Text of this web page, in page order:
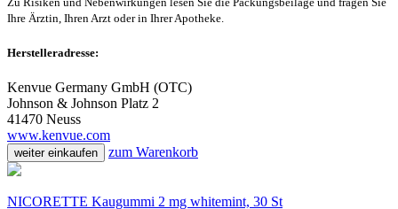
Ihre Ärztin, Ihren Arzt oder in Ihrer Apotheke.
Herstelleradresse:
Kenvue Germany GmbH (OTC)
Johnson & Johnson Platz 2
41470 Neuss
www.kenvue.com
weiter einkaufen zum Warenkorb
NICORETTE Kaugummi 2 mg whitemint, 30 St